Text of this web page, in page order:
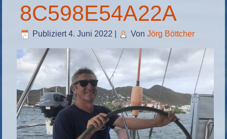
8C598E54A22A
Publiziert 4. Juni 2022 Von Jörg Böttcher